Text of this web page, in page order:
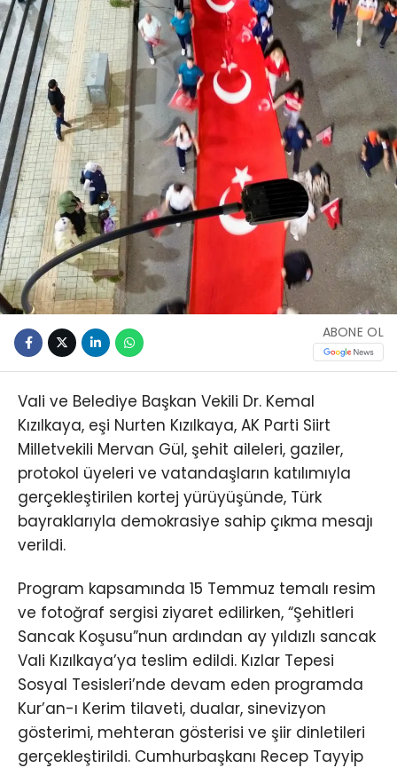
ABONE OL
Vali ve Belediye Başkan Vekili Dr. Kemal
Kızılkaya, eşi Nurten Kızılkaya, AK Parti Siirt
Milletvekili Mervan Gül, şehit aileleri, gaziler,
protokol üyeleri ve vatandaşların katılımıyla
gerçekleştirilen kortej yürüyüşünde, Türk
bayraklarıyla demokrasiye sahip çıkma mesajı
verildi.
Program kapsamında 15 Temmuz temalı resim
ve fotoğraf sergisi ziyaret edilirken, “Şehitleri
Sancak Koşusu”nun ardından ay yıldızlı sancak
Vali Kızılkaya’ya teslim edildi. Kızlar Tepesi
Sosyal Tesisleri’nde devam eden programda
Kur’an-ı Kerim tilaveti, dualar, sinevizyon
gösterimi, mehteran gösterisi ve şiir dinletileri
gerçekleştirildi. Cumhurbaşkanı Recep Tayyip